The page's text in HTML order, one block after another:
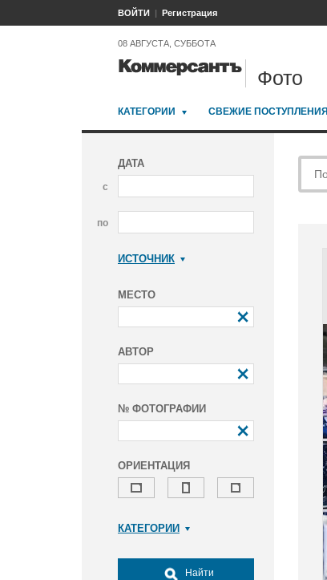
ВОЙТИ Регистрация
08 АВГУСТА, СУББОТА
Фото
КАТЕГОРИИ СВЕЖИЕ ПОСТУПЛЕНИЯ
ДАТА
с
по
ИСТОЧНИК
МЕСТО
АВТОР
№ ФОТОГРАФИИ
ОРИЕНТАЦИЯ
КАТЕГОРИИ
Досуг, туризм и отдых
Найти